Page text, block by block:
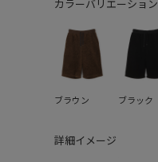
カラーバリエーション
ブラウン ブラック
詳細イメージ